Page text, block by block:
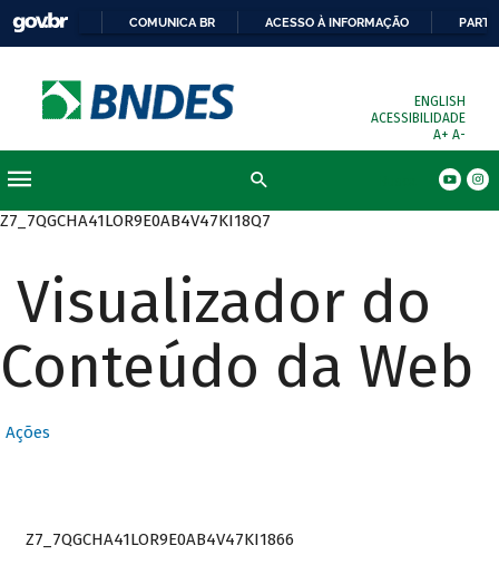
COMUNICA BR ACESSO À INFORMAÇÃO
ENGLISH
ACESSIBILIDADE
A+ A-
Z7_7QGCHA41LOR9E0AB4V47KI18Q7
Visualizador do
Conteúdo da Web
Ações
Z7_7QGCHA41LOR9E0AB4V47KI1866